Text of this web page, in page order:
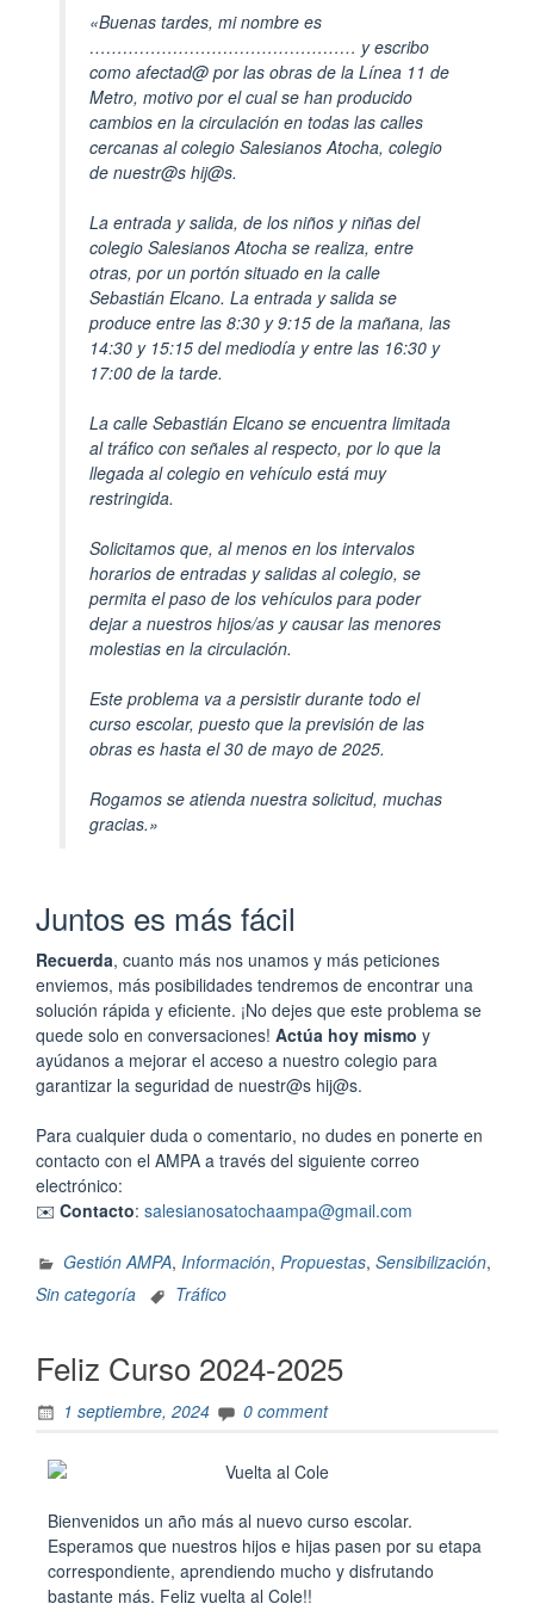
«Buenas tardes, mi nombre es
………………………………………… y escribo
como afectad@ por las obras de la Línea 11 de
Metro, motivo por el cual se han producido
cambios en la circulación en todas las calles
cercanas al colegio Salesianos Atocha, colegio
de nuestr@s hij@s.
La entrada y salida, de los niños y niñas del
colegio Salesianos Atocha se realiza, entre
otras, por un portón situado en la calle
Sebastián Elcano. La entrada y salida se
produce entre las 8:30 y 9:15 de la mañana, las
14:30 y 15:15 del mediodía y entre las 16:30 y
17:00 de la tarde.
La calle Sebastián Elcano se encuentra limitada
al tráfico con señales al respecto, por lo que la
llegada al colegio en vehículo está muy
restringida.
Solicitamos que, al menos en los intervalos
horarios de entradas y salidas al colegio, se
permita el paso de los vehículos para poder
dejar a nuestros hijos/as y causar las menores
molestias en la circulación.
Este problema va a persistir durante todo el
curso escolar, puesto que la previsión de las
obras es hasta el 30 de mayo de 2025.
Rogamos se atienda nuestra solicitud, muchas
gracias.»
Juntos es más fácil
Recuerda, cuanto más nos unamos y más peticiones
enviemos, más posibilidades tendremos de encontrar una
solución rápida y eficiente. ¡No dejes que este problema se
quede solo en conversaciones! Actúa hoy mismo y
ayúdanos a mejorar el acceso a nuestro colegio para
garantizar la seguridad de nuestr@s hij@s.
Para cualquier duda o comentario, no dudes en ponerte en
contacto con el AMPA a través del siguiente correo
electrónico:
✉️ Contacto: salesianosatochaampa@gmail.com
Gestión AMPA, Información, Propuestas, Sensibilización,
Sin categoría
Tráfico
Feliz Curso 2024-2025
1 septiembre, 2024 0 comment
Bienvenidos un año más al nuevo curso escolar.
Esperamos que nuestros hijos e hijas pasen por su etapa
correspondiente, aprendiendo mucho y disfrutando
bastante más. Feliz vuelta al Cole!!